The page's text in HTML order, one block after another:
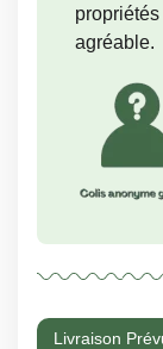
propriétés
agréable.
Livraison